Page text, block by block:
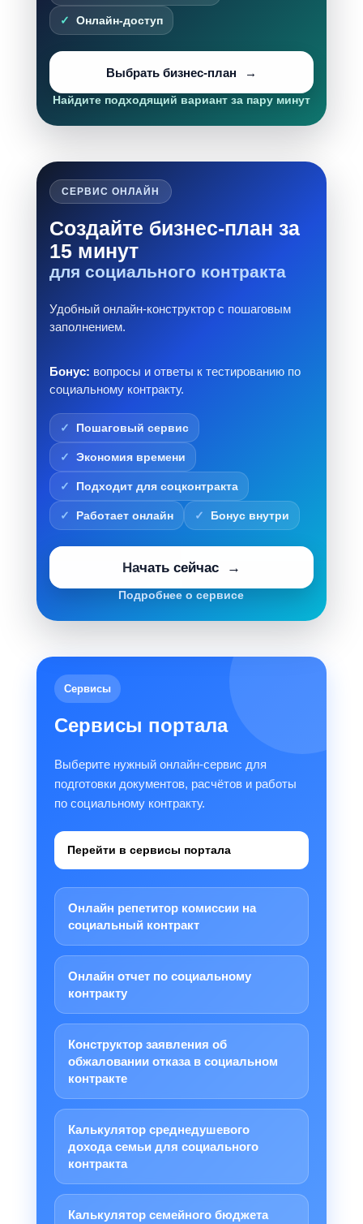
Онлайн-доступ
Выбрать бизнес-план
Найдите подходящий вариант за пару минут
СЕРВИС ОНЛАЙН
Создайте бизнес-план за
15 минут
для социального контракта
Удобный онлайн-конструктор с пошаговым
заполнением.
Бонус: вопросы и ответы к тестированию по
социальному контракту.
Пошаговый сервис
Экономия времени
Подходит для соцконтракта
Работает онлайн Бонус внутри
Начать сейчас
Подробнее о сервисе
Сервисы
Сервисы портала
Выберите нужный онлайн-сервис для
подготовки документов, расчётов и работы
по социальному контракту.
Перейти в сервисы портала
Онлайн репетитор комиссии на
социальный контракт
Онлайн отчет по социальному
контракту
Конструктор заявления об
обжаловании отказа в социальном
контракте
Калькулятор среднедушевого
дохода семьи для социального
контракта
Калькулятор семейного бюджета